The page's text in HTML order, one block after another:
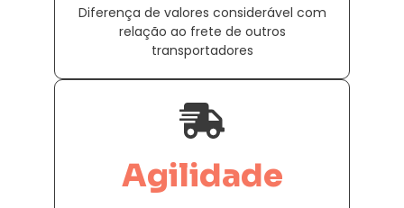
Diferença de valores considerável com
relação ao frete de outros
transportadores
Agilidade